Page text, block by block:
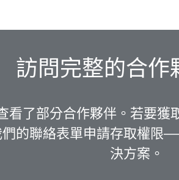
訪問完整的合作
看了部分合作夥伴。若要獲
的聯絡表單申請存取權限
決方案。